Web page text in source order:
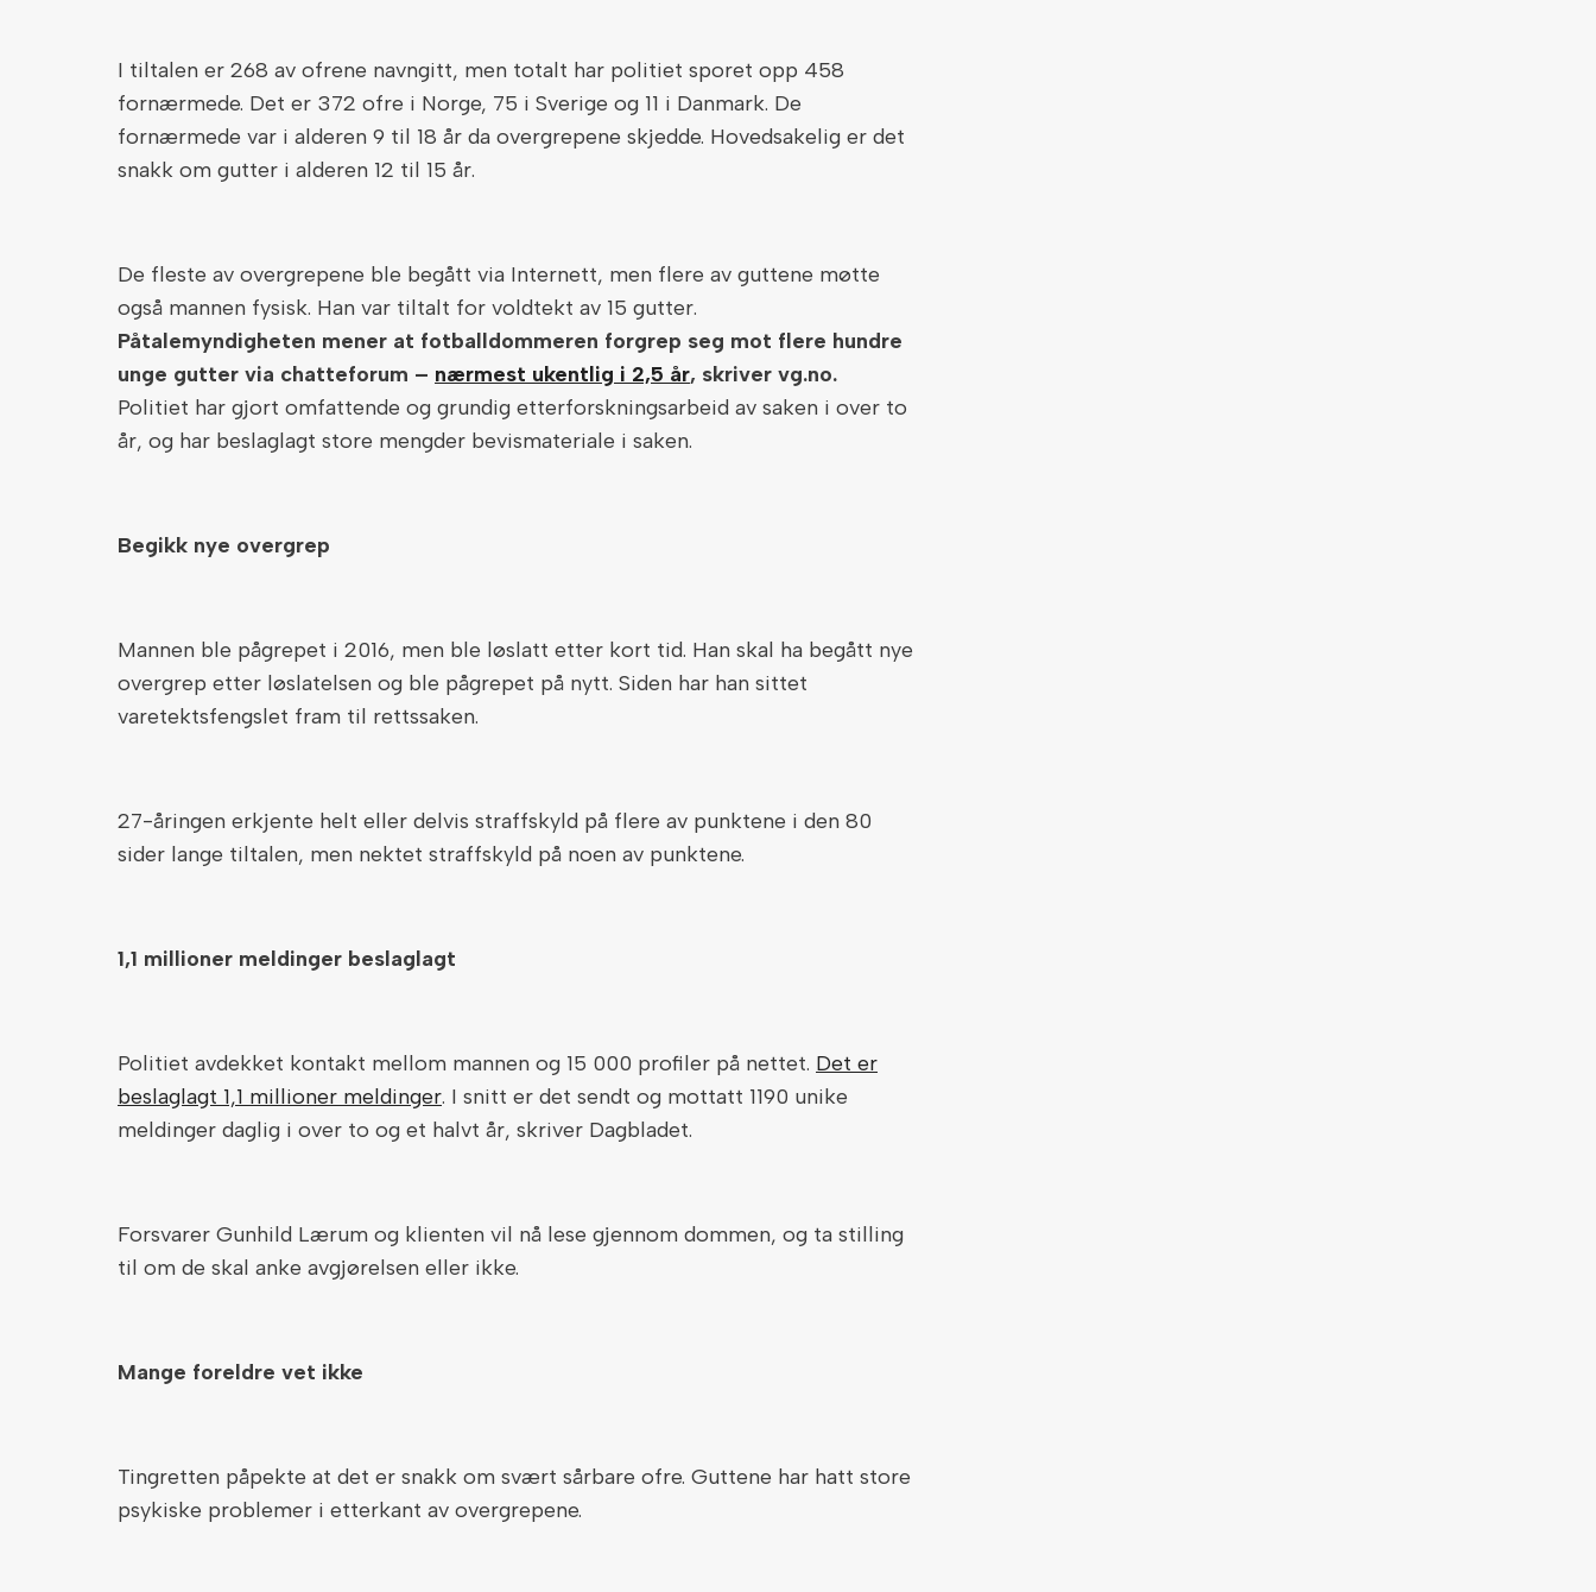
I tiltalen er 268 av ofrene navngitt, men totalt har politiet sporet opp 458
fornærmede. Det er 372 ofre i Norge, 75 i Sverige og 11 i Danmark. De
fornærmede var i alderen 9 til 18 år da overgrepene skjedde. Hovedsakelig er det
snakk om gutter i alderen 12 til 15 år.
De fleste av overgrepene ble begått via Internett, men flere av guttene møtte
også mannen fysisk. Han var tiltalt for voldtekt av 15 gutter.
Påtalemyndigheten mener at fotballdommeren forgrep seg mot flere hundre
unge gutter via chatteforum – nærmest ukentlig i 2,5 år, skriver vg.no.
Politiet har gjort omfattende og grundig etterforskningsarbeid av saken i over to
år, og har beslaglagt store mengder bevismateriale i saken.
Begikk nye overgrep
Mannen ble pågrepet i 2016, men ble løslatt etter kort tid. Han skal ha begått nye
overgrep etter løslatelsen og ble pågrepet på nytt. Siden har han sittet
varetektsfengslet fram til rettssaken.
27-åringen erkjente helt eller delvis straffskyld på flere av punktene i den 80
sider lange tiltalen, men nektet straffskyld på noen av punktene.
1,1 millioner meldinger beslaglagt
Politiet avdekket kontakt mellom mannen og 15 000 profiler på nettet. Det er
beslaglagt 1,1 millioner meldinger. I snitt er det sendt og mottatt 1190 unike
meldinger daglig i over to og et halvt år, skriver Dagbladet.
Forsvarer Gunhild Lærum og klienten vil nå lese gjennom dommen, og ta stilling
til om de skal anke avgjørelsen eller ikke.
Mange foreldre vet ikke
Tingretten påpekte at det er snakk om svært sårbare ofre. Guttene har hatt store
psykiske problemer i etterkant av overgrepene.